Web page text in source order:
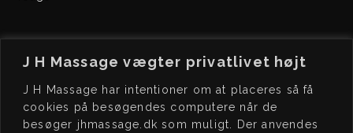
J H Massage vægter privatlivet højt
J H Massage har intentioner om at placeres så få
cookies på besøgendes computere når de
besøger jhmassage.dk som muligt. Der anvendes